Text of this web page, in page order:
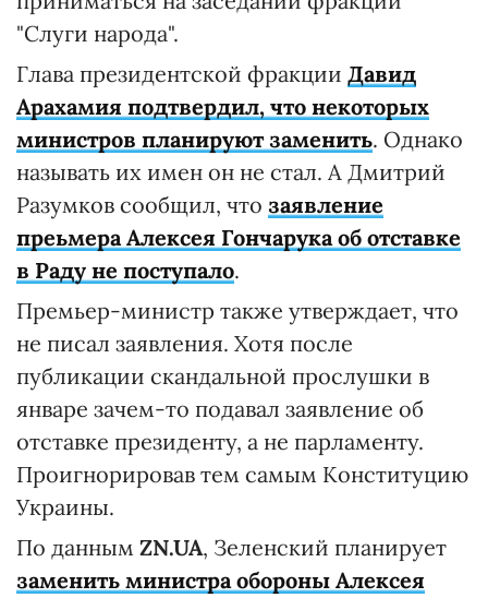
"Слуги народа".
Глава президентской фракции Давид
Арахамия подтвердил, что некоторых
министров планируют заменить. Однако
называть их имен он не стал. А Дмитрий
Разумков сообщил, что заявление
преьмера Алексея Гончарука об отставке
в Раду не поступало.
Премьер-министр также утверждает, что
не писал заявления. Хотя после
публикации скандальной прослушки в
январе зачем-то подавал заявление об
отставке президенту, а не парламенту.
Проигнорировав тем самым Конституцию
Украины.
По данным ZN.UA, Зеленский планирует
заменить министра обороны Алексея